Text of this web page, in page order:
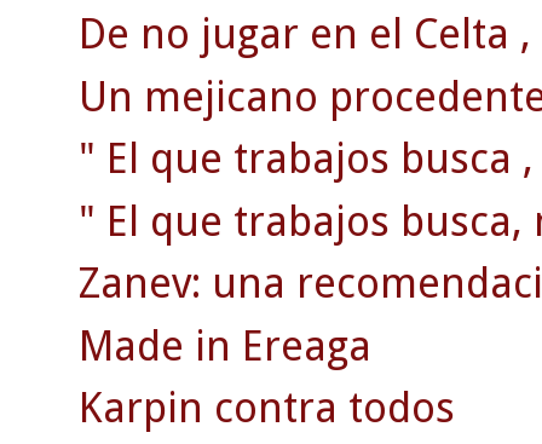
De no jugar en el Celta
Un mejicano
" El que trabajos busca
" El que trabajos
Zanev: una
Made in Ereaga
Karpin contra todos